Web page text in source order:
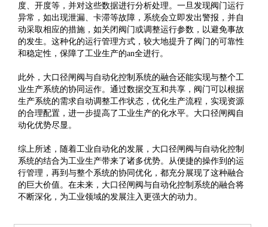
度、开度等，并对这些数据进行分析处理。一旦发现阀门运行
异常，如出现泄漏、卡滞等故障，系统会立即发出警报，并自
动采取相应的措施，如关闭阀门或调整运行参数，以避免事故
的发生。这种化的运行管理方式，较大地提升了阀门的可靠性
和稳定性，保障了工业生产的an全进行。
此外，大口径闸阀与自动化控制系统的融合还能实现与整个工
业生产系统的协同运作。通过数据交互和共享，阀门可以根据
生产系统的需求自动调整工作状态，优化生产流程，实现资源
的合理配置，进一步提高了工业生产的化水平。大口径闸阀自
动化优势尽显。
综上所述，随着工业自动化的发展， 大口径闸阀与自动化控制
系统的结合为工业生产带来了诸多优势。从便捷的操作到的运
行管理，再到与整个系统的协同优化，都充分展现了这种融合
的巨大价值。在未来，大口径闸阀与自动化控制系统的融合将
不断深化，为工业领域的发展注入更强大的动力。